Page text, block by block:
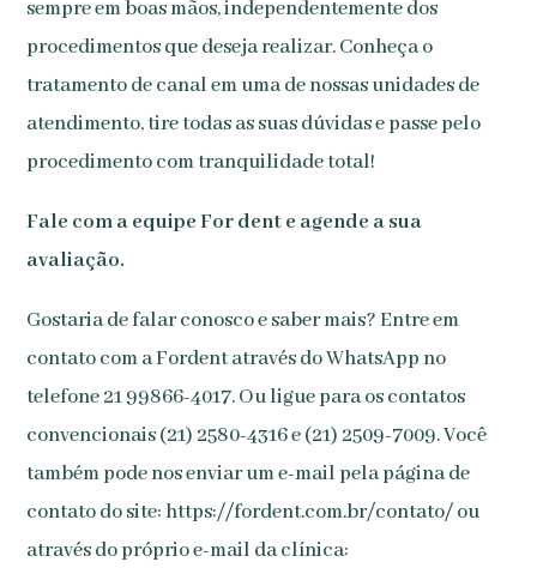
sempre em boas mãos, independentemente dos
procedimentos que deseja realizar. Conheça o
tratamento de canal em uma de nossas unidades de
atendimento, tire todas as suas dúvidas e passe pelo
procedimento com tranquilidade total!
Fale com a equipe For dent e agende a sua
avaliação.
Gostaria de falar conosco e saber mais? Entre em
contato com a Fordent através do WhatsApp no
telefone 21 99866-4017. Ou ligue para os contatos
convencionais (21) 2580-4316 e (21) 2509-7009. Você
também pode nos enviar um e-mail pela página de
contato do site: https://fordent.com.br/contato/ ou
através do próprio e-mail da clínica: